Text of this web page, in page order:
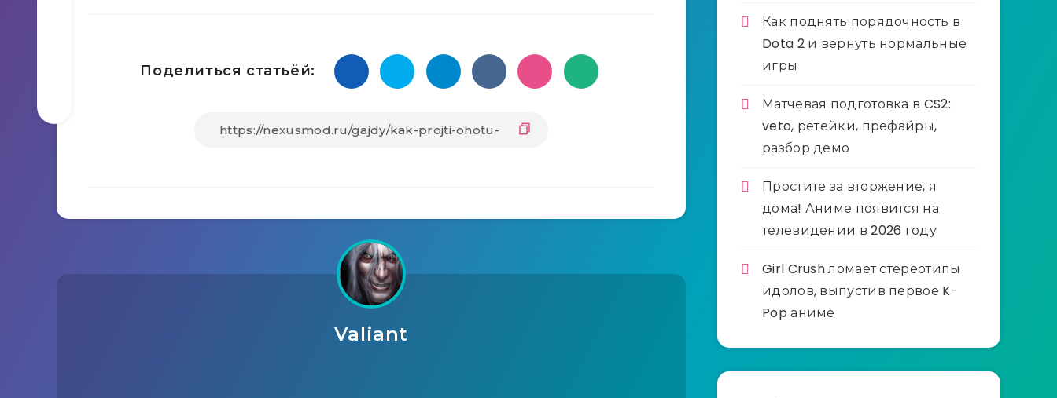
Поделиться статьёй:
Valiant
Как поднять порядочность в
Dota 2 и вернуть нормальные
игры
Матчевая подготовка в CS2:
veto, ретейки, префайры,
разбор демо
Простите за вторжение, я
дома! Аниме появится на
телевидении в 2026 году
Girl Crush ломает стереотипы
идолов, выпустив первое K-
Pop аниме